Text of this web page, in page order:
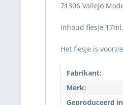
71306 Vallejo
Inhoud flesje 17ml.
Het flesje is
Fabrikant:
Merk:
Geproduceerd